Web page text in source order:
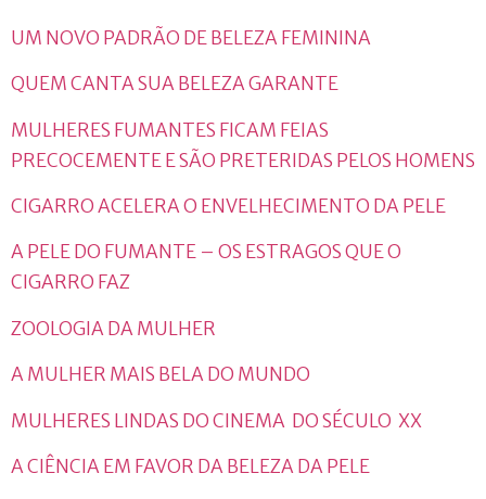
UM NOVO PADRÃO DE BELEZA FEMININA
QUEM CANTA SUA BELEZA GARANTE
MULHERES FUMANTES FICAM FEIAS
PRECOCEMENTE E SÃO PRETERIDAS PELOS HOMENS
CIGARRO ACELERA O ENVELHECIMENTO DA PELE
A PELE DO FUMANTE – OS ESTRAGOS QUE O
CIGARRO FAZ
ZOOLOGIA DA MULHER
A MULHER MAIS BELA DO MUNDO
MULHERES LINDAS DO CINEMA DO SÉCULO XX
A CIÊNCIA EM FAVOR DA BELEZA DA PELE